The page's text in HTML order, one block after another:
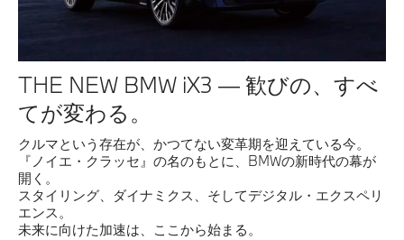
THE NEW BMW iX3 — 歓びの、すべ
てが変わる。
クルマという存在が、かつてない変革期を迎えている今。
『ノイエ・クラッセ』の名のもとに、BMWの新時代の幕が
開く。
スタイリング、ダイナミクス、そしてデジタル・エクスペリ
エンス。
未来に向けた加速は、ここから始まる。